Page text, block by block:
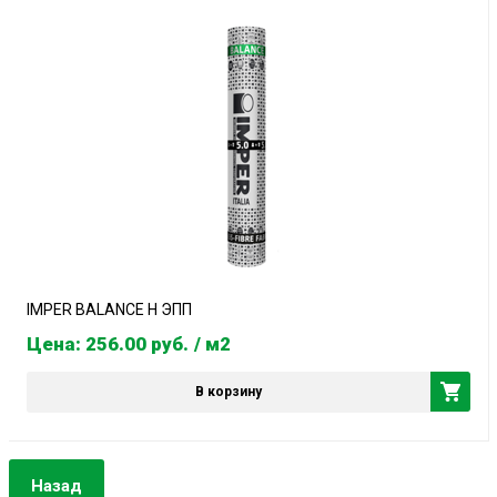
IMPER BALANCE Н ЭПП
Цена: 256.00 руб. / м2
В корзину
Назад